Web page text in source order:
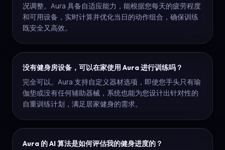
况调整。Aura 具备自适应能力，能根据您每天的疲劳程度
和可用设备，实时计算并优化当日的动作组合，确保训练
既安全又高效。
没有健身房设备，可以在家使用 Aura 进行训练吗？
完全可以。Aura 支持自定义器材选项，即使您手头只有瑜
伽垫或没有任何辅助器械，系统也能为您设计出针对性的
自重训练计划，满足居家健身的需求。
Aura 的 AI 算法是如何评估我的健身进度的？